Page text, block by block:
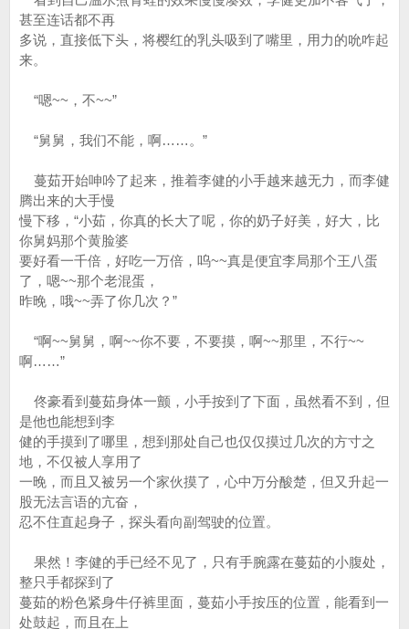
甚至连话都不再
多说，直接低下头，将樱红的乳头吸到了嘴里，用力的吮咋起
来。
“嗯~~，不~~”
“舅舅，我们不能，啊……。”
蔓茹开始呻吟了起来，推着李健的小手越来越无力，而李健
腾出来的大手慢
慢下移，“小茹，你真的长大了呢，你的奶子好美，好大，比
你舅妈那个黄脸婆
要好看一千倍，好吃一万倍，呜~~真是便宜李局那个王八蛋
了，嗯~~那个老混蛋，
昨晚，哦~~弄了你几次？”
“啊~~舅舅，啊~~你不要，不要摸，啊~~那里，不行~~
啊……”
佟豪看到蔓茹身体一颤，小手按到了下面，虽然看不到，但
是他也能想到李
健的手摸到了哪里，想到那处自己也仅仅摸过几次的方寸之
地，不仅被人享用了
一晚，而且又被另一个家伙摸了，心中万分酸楚，但又升起一
股无法言语的亢奋，
忍不住直起身子，探头看向副驾驶的位置。
果然！李健的手已经不见了，只有手腕露在蔓茹的小腹处，
整只手都探到了
蔓茹的粉色紧身牛仔裤里面，蔓茹小手按压的位置，能看到一
处鼓起，而且在上